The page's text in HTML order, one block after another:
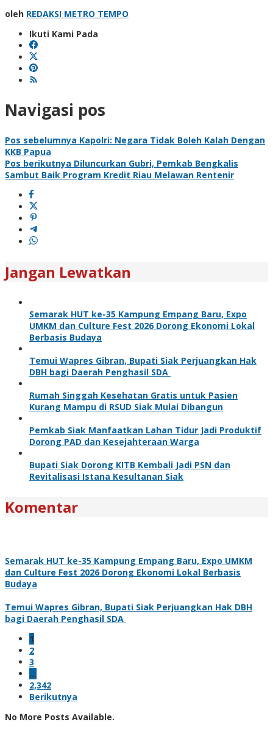
oleh REDAKSI METRO TEMPO
Ikuti Kami Pada
Navigasi pos
Pos sebelumnya Kapolri: Negara Tidak Boleh Kalah Dengan
KKB Papua
Pos berikutnya Diluncurkan Gubri, Pemkab Bengkalis
Sambut Baik Program Kredit Riau Melawan Rentenir
Jangan Lewatkan
Semarak HUT ke-35 Kampung Empang Baru, Expo
UMKM dan Culture Fest 2026 Dorong Ekonomi Lokal
Berbasis Budaya
Temui Wapres Gibran, Bupati Siak Perjuangkan Hak
DBH bagi Daerah Penghasil SDA
Rumah Singgah Kesehatan Gratis untuk Pasien
Kurang Mampu di RSUD Siak Mulai Dibangun
Pemkab Siak Manfaatkan Lahan Tidur Jadi Produktif
Dorong PAD dan Kesejahteraan Warga
Bupati Siak Dorong KITB Kembali Jadi PSN dan
Revitalisasi Istana Kesultanan Siak
Komentar
Semarak HUT ke-35 Kampung Empang Baru, Expo UMKM
dan Culture Fest 2026 Dorong Ekonomi Lokal Berbasis
Budaya
Temui Wapres Gibran, Bupati Siak Perjuangkan Hak DBH
bagi Daerah Penghasil SDA
1
2
3
…
2,342
Berikutnya
No More Posts Available.